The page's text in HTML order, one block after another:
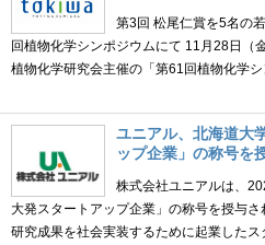
第3回 松尾仁賞を5名の
回植物化学シンポジウムにて 11月28日（
植物化学研究会主催の「第61回植物化学
ユニアル、北海道大
ップ企業」の称号を
株式会社ユニアルは、
大発スタートアップ企業」の称号を授与
研究成果を社会実装するために起業した